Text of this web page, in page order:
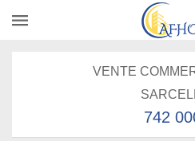
VENTE
742